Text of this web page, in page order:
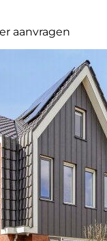
aanvragen